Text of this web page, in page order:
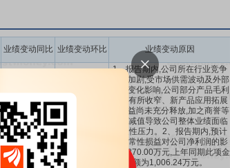
业绩变动同比 业绩变动环比 业绩变动原因
-19.59%～
13.02%
～
1、报告期内,公司所在行业竞争
持续加剧,受市场供需波动及外部
环境变化影响,公司部分产品毛利
空间有所收窄、新产品应用拓展
的效益尚未充分释放,加之商誉等
资产减值导致公司整体业绩面临
阶段性压力。2、报告期内,预计
非经常性损益对公司净利润的影
响约870.00万元,上年同期此项金
额为1,006.24万元。